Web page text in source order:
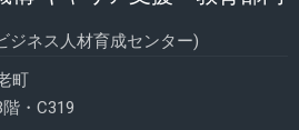
ジネス人材育成センター)
町
・C319